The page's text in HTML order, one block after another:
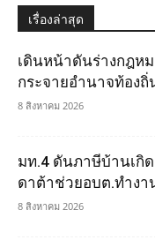
เรื่องล่าสุด
เดินหน้าดันร่างกฎหม
กระจายอำนาจท้องถิ่
8 สิงหาคม 2026
มท.4 ดันภาษีบ้านเกิ
ดาต้าช่วยอบต.ทำงา
8 สิงหาคม 2026